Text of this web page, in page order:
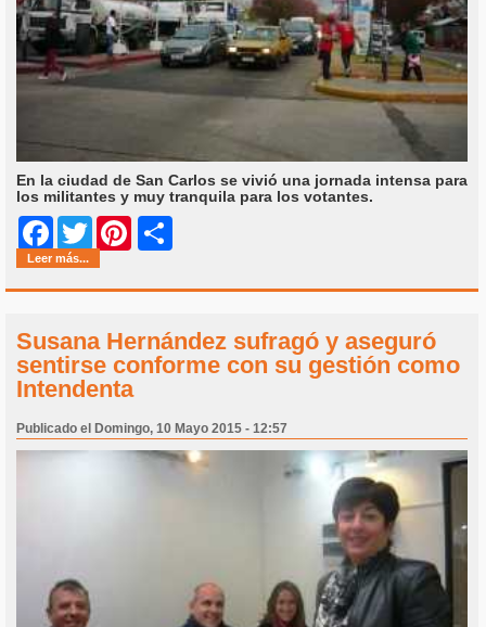
En la ciudad de San Carlos se vivió una jornada intensa para
los militantes y muy tranquila para los votantes.
Facebook
Twitter Pinterest
Leer más...
Susana Hernández sufragó y aseguró
sentirse conforme con su gestión como
Intendenta
Publicado el Domingo, 10 Mayo 2015 - 12:57